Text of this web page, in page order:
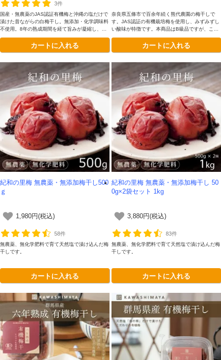
3件
国産・無農薬のJAS認証有機梅と沖縄の塩だけで
漬けた昔ながらの白梅干し。無添加・化学調味料
不使用。8年の熟成期間を経て旨みが凝縮し、ま
破れのないA級品です。カートに入れる
奈良県五條市で百余年続く熊代農園の梅干しで
す。JAS認証の有機栽培梅を使用し、みずみずし
い酸味が特徴です。本商品はB級品ですが、こだ
す。白米やお茶漬け、麺類に合わせて、「安心・
安全・おいしい」自然の恵みをお楽しみくださ
カートに入れる
紀和の里梅 無農薬・無添加梅干し500
ｇ
1,980円(税込)
58件
無農薬、無化学肥料で育て天然塩で漬け込んだ梅
干しです。
カートに入れる
紀和の里梅 無農薬・無添加梅干し 50
0g×2袋セット 1kg
3,880円(税込)
83件
無農薬、無化学肥料で育て天然塩で漬け込んだ梅
干しです。
カートに入れる